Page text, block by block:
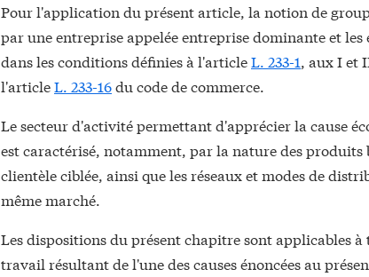
Pour l'application du présent article, la notion de
par une entreprise appelée entreprise dominante et
dans les conditions définies à l'articleL. 233-1, aux I et
l'articleL. 233-16du code de commerce.
Le secteur d'activité permettant d'apprécier la cause
est caractérisé, notamment, par la nature des produits
clientèle ciblée, ainsi que les réseaux et modes de
même marché.
Les dispositions du présent chapitre sont applicables
travail résultant de l'une des causes énoncées au